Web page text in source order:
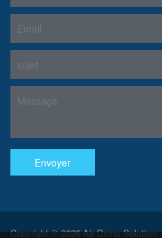
Copyright © 2026 Air Drone